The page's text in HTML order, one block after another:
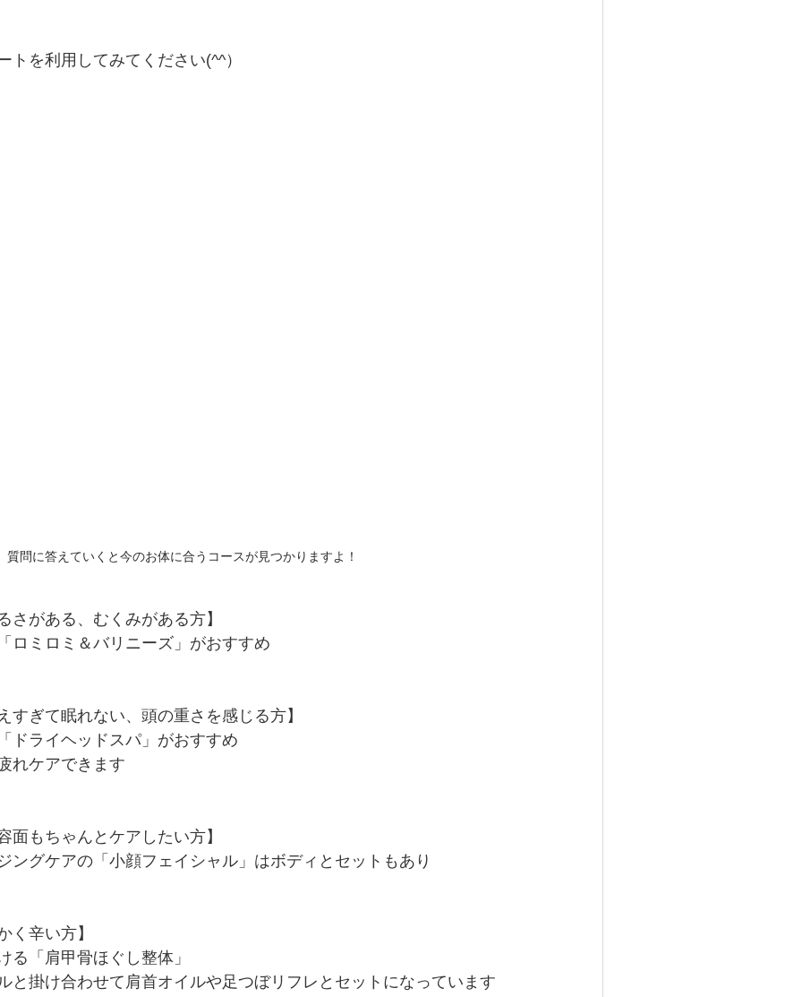
トを利用してみてください(^^）
質問に答えていくと今のお体に合うコースが見つかりますよ！
さがある、むくみがある方】
ロミロミ＆バリニーズ」がおすすめ
すぎて眠れない、頭の重さを感じる方】
ドライヘッドスパ」がおすすめ
れケアできます
面もちゃんとケアしたい方】
ングケアの「小顔フェイシャル」はボディとセットもあり
く辛い方】
る「肩甲骨ほぐし整体」
と掛け合わせて肩首オイルや足つぼリフレとセットになっています